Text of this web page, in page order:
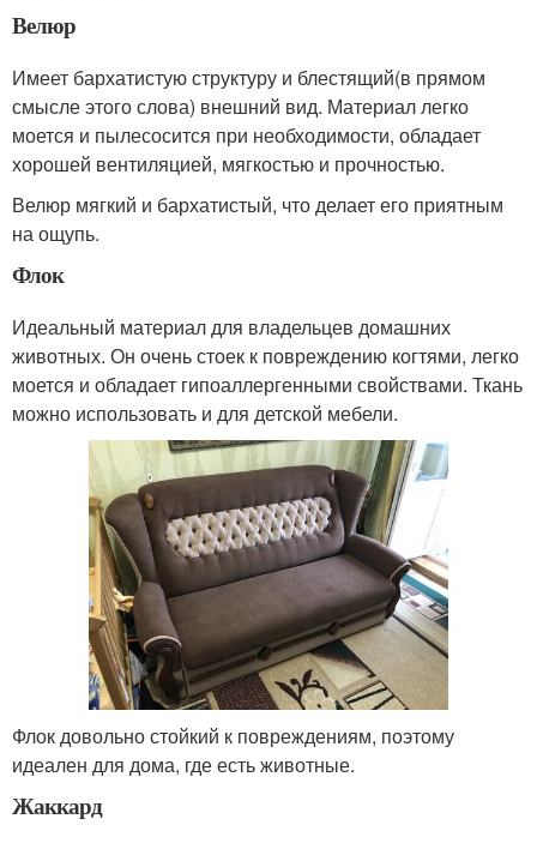
Велюр
Имеет бархатистую структуру и блестящий(в прямом
смысле этого слова) внешний вид. Материал легко
моется и пылесосится при необходимости, обладает
хорошей вентиляцией, мягкостью и прочностью.
Велюр мягкий и бархатистый, что делает его приятным
на ощупь.
Флок
Идеальный материал для владельцев домашних
животных. Он очень стоек к повреждению когтями, легко
моется и обладает гипоаллергенными свойствами. Ткань
можно использовать и для детской мебели.
Флок довольно стойкий к повреждениям, поэтому
идеален для дома, где есть животные.
Жаккард